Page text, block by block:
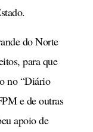
do Norte
para que
no “Diário
e de outras
apoio de